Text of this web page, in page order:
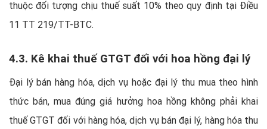
thuộc đối tượng chịu thuế suất 10% theo quy định tại Điều
11 TT 219/TT-BTC.
4.3. Kê khai thuế GTGT đối với hoa hồng đại lý
Đại lý bán hàng hóa, dịch vụ hoặc đại lý thu mua theo hình
thức bán, mua đúng giá hưởng hoa hồng không phải khai
thuế GTGT đối với hàng hóa, dịch vụ bán đại lý, hàng hóa thu